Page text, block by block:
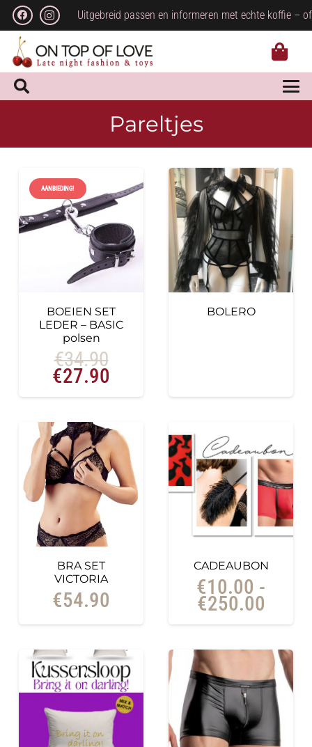
Uitgebreid passen en informeren met echte koffie –
Pareltjes
AANBIEDING!
BOEIEN SET
LEDER – BASIC
polsen
€34.90
Oorspronkelijke
prijs
€34.90.
€27.90
prijs
€27.90.
BOLERO
BRA SET
VICTORIA
€54.90
CADEAUBON
€10.00 -
€250.00